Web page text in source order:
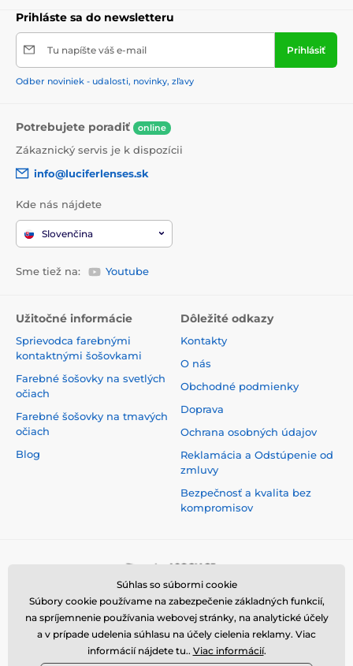
Prihláste sa do newsletteru
Tu napíšte váš e-mail Prihlásiť
Odber noviniek - udalosti, novinky, zľavy
Potrebujete poradiť online
Zákaznický servis je k dispozícii
info@luciferlenses.sk
Kde nás nájdete
Slovenčina
Sme tiež na: Youtube
Užitočné informácie
Sprievodca farebnými
kontaktnými šošovkami
Farebné šošovky na svetlých
očiach
Farebné šošovky na tmavých
očiach
Blog
Dôležité odkazy
Kontakty
O nás
Obchodné podmienky
Doprava
Ochrana osobných údajov
Reklamácia a Odstúpenie od
zmluvy
Bezpečnosť a kvalita bez
kompromisov
Súhlas so súbormi cookie
Súbory cookie používame na zabezpečenie základných funkcií,
na spríjemnenie používania webovej stránky, na analytické účely
a v prípade udelenia súhlasu na účely cielenia reklamy. Viac
informácií nájdete tu.. Viac informácií.